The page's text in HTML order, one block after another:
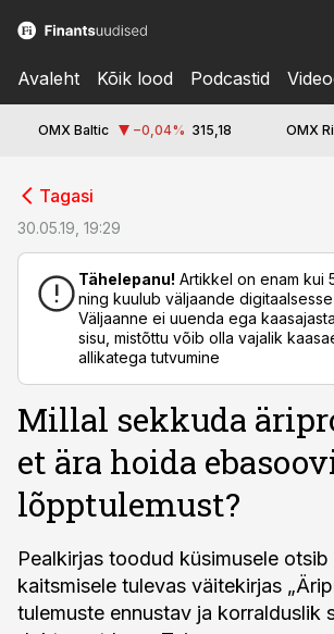
Avaleht Kõik lood Podcastid
OMX Baltic −0,04% 315,18 OMX
Tagasi
30.05.19, 19:29
Tähelepanu! Artikkel on enam kui
ning kuulub väljaande digitaalsesse
Väljaanne ei uuenda ega
sisu, mistõttu võib olla vajalik
allikatega tutvumine
Millal sekkuda
et ära hoida
lõpptulemust?
Pealkirjas toodud küsimusele
kaitsmisele tulevas väitekirjas
tulemuste ennustav ja korralduslik